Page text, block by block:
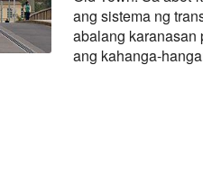
ang sistema ng
abalang karanasan
ang kahanga-